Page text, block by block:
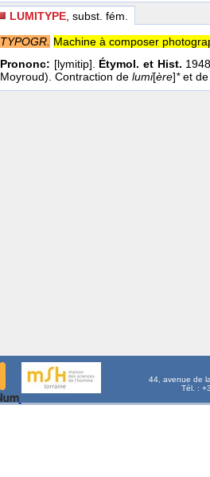
LUMITYPE , subst. fém.
TYPOGR. Machine à composer
Prononc: [lymitip]. Étymol. et Hist.
Moyroud). Contraction de lumi[ère]*et de
44, avenue de
Tél. :